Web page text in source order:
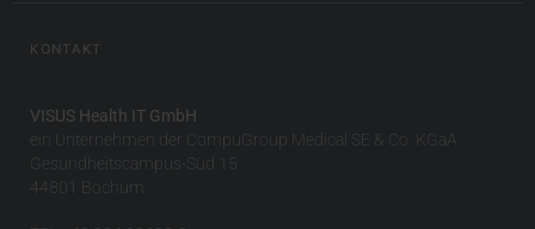
KONTAKT
VISUS Health IT GmbH
ein Unternehmen der CompuGroup Medical SE & Co. KGaA
Gesundheitscampus-Süd 15
44801 Bochum